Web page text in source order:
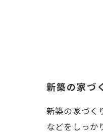
新築の家づ
新築の家づく
などをしっか